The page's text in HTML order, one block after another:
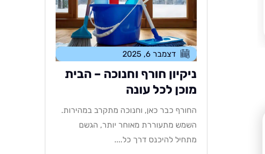
דצמבר 6, 2025
ניקיון חורף וחנוכה – הבית
מוכן לכל עונה
החורף כבר כאן, וחנוכה מתקרב במהירות.
השמש מתעוררת מאוחר יותר, הגשם
מתחיל להיכנס דרך כל....